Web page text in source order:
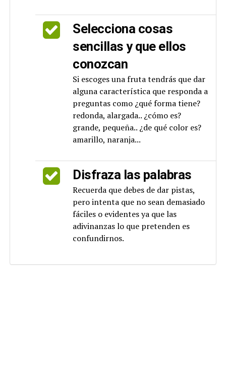
Selecciona cosas
sencillas y que ellos
conozcan
Si escoges una fruta tendrás que dar
alguna característica que responda a
preguntas como ¿qué forma tiene?
redonda, alargada.. ¿cómo es?
grande, pequeña.. ¿de qué color es?
amarillo, naranja...
Disfraza las palabras
Recuerda que debes de dar pistas,
pero intenta que no sean demasiado
fáciles o evidentes ya que las
adivinanzas lo que pretenden es
confundirnos.